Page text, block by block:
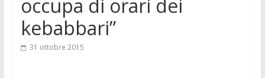
occupa di orari dei
kebabbari”
31 ottobre 2015